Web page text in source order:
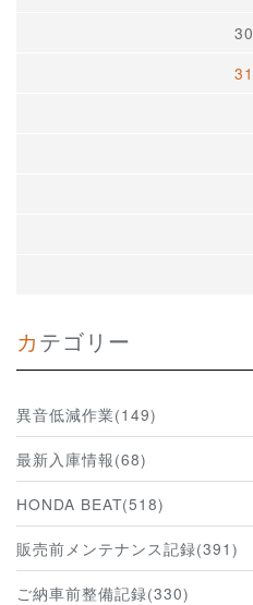
30
31
カテゴリー
異音低減作業(149)
最新入庫情報(68)
HONDA BEAT(518)
販売前メンテナンス記録(391)
ご納車前整備記録(330)